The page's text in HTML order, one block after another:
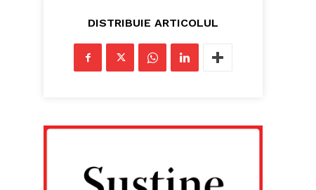
DISTRIBUIE ARTICOLUL